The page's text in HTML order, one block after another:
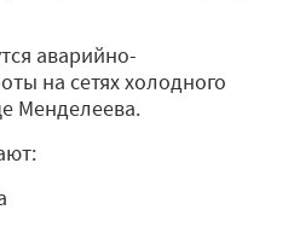
аварийно-
на сетях холодного
Менделеева.